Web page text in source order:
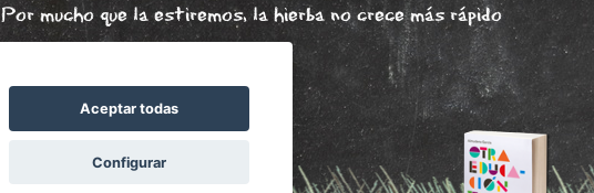
Por mucho que la estiremos, la hierba no crece más rápido
Aceptar todas
Configurar